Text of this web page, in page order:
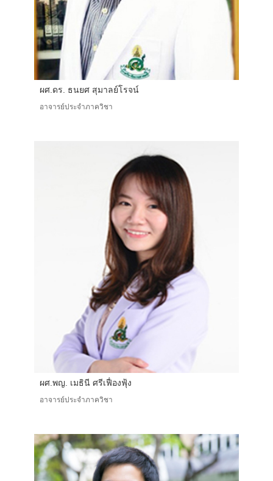
ผศ.ดร. ธนยศ สุมาลย์โรจน์
อาจารย์ประจำภาควิชา
ผศ.พญ. เมธินี ศรีเฟื่องฟุ้ง
อาจารย์ประจำภาควิชา